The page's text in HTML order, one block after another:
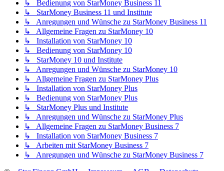
↳ Bedienung von StarMoney Business 11
↳ StarMoney Business 11 und Institute
↳ Anregungen und Wünsche zu StarMoney Business 11
↳ Allgemeine Fragen zu StarMoney 10
↳ Installation von StarMoney 10
↳ Bedienung von StarMoney 10
↳ StarMoney 10 und Institute
↳ Anregungen und Wünsche zu StarMoney 10
↳ Allgemeine Fragen zu StarMoney Plus
↳ Installation von StarMoney Plus
↳ Bedienung von StarMoney Plus
↳ StarMoney Plus und Institute
↳ Anregungen und Wünsche zu StarMoney Plus
↳ Allgemeine Fragen zu StarMoney Business 7
↳ Installation von StarMoney Business 7
↳ Arbeiten mit StarMoney Business 7
↳ Anregungen und Wünsche zu StarMoney Business 7